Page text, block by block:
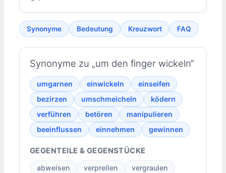
Synonyme Bedeutung Kreuzwort FAQ
Synonyme zu „um den finger wickeln“
umgarnen einwickeln
einseifen
bezirzen
umschmeicheln
ködern
verführen
betören
manipulieren
beeinflussen
einnehmen gewinnen
GEGENTEILE & GEGENSTÜCKE
abweisen verprellen
vergraulen